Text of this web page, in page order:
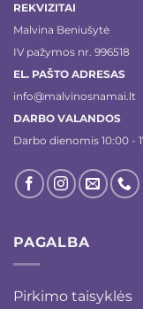
REKVIZITAI
Malvina Beniušytė
IV pažymos nr. 996518
EL. PAŠTO ADRESAS
info@malvinosnamai.lt
DARBO VALANDOS
Darbo dienomis 10:00 -
PAGALBA
Pirkimo taisyklės